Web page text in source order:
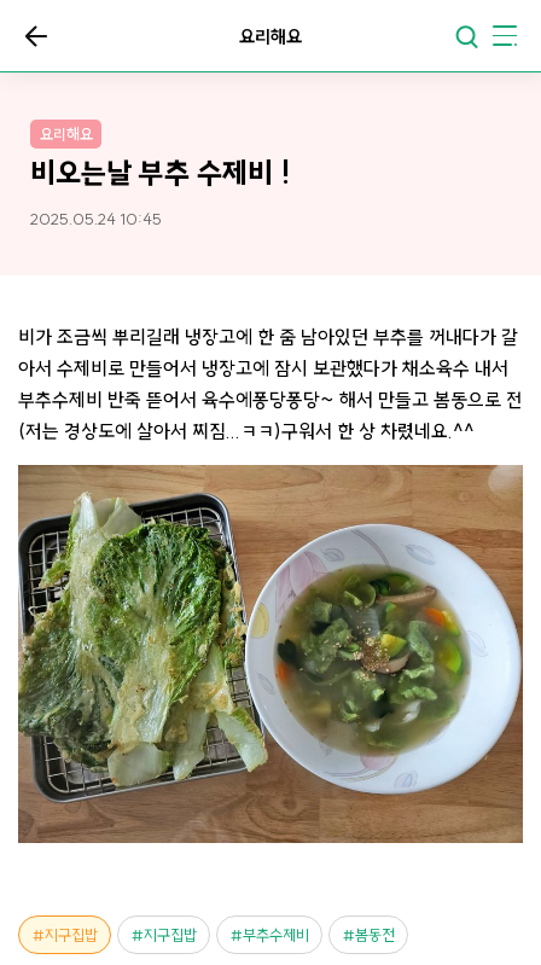
요리해요
요리해요
비오는날 부추 수제비 !
2025.05.24 10:45
비가 조금씩 뿌리길래 냉장고에 한 줌 남아있던 부추를 꺼내다가 갈
아서 수제비로 만들어서 냉장고에 잠시 보관했다가 채소육수 내서
부추수제비 반죽 뜯어서 육수에퐁당퐁당~ 해서 만들고 봄동으로 전
(저는 경상도에 살아서 찌짐...ㅋㅋ)구워서 한 상 차렸네요.^^
지구집밥 지구집밥 부추수제비 봄동전